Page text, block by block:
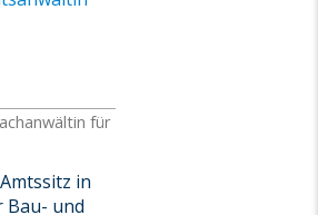
für
in
Bau- und